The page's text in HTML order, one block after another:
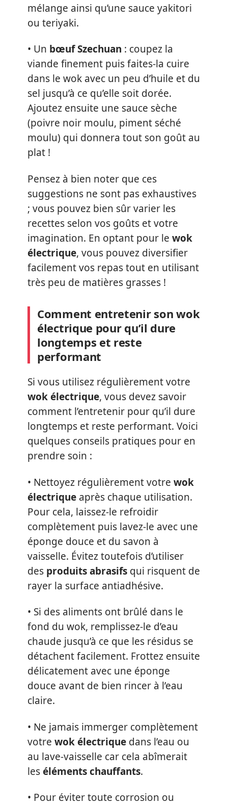
mélange ainsi qu’une sauce yakitori
ou teriyaki.
• Un bœuf Szechuan : coupez la
viande finement puis faites-la cuire
dans le wok avec un peu d’huile et du
sel jusqu’à ce qu’elle soit dorée.
Ajoutez ensuite une sauce sèche
(poivre noir moulu, piment séché
moulu) qui donnera tout son goût au
plat !
Pensez à bien noter que ces
suggestions ne sont pas exhaustives
; vous pouvez bien sûr varier les
recettes selon vos goûts et votre
imagination. En optant pour le wok
électrique, vous pouvez diversifier
facilement vos repas tout en utilisant
très peu de matières grasses !
Comment entretenir son wok
électrique pour qu’il dure
longtemps et reste
performant
Si vous utilisez régulièrement votre
wok électrique, vous devez savoir
comment l’entretenir pour qu’il dure
longtemps et reste performant. Voici
quelques conseils pratiques pour en
prendre soin :
• Nettoyez régulièrement votre wok
électrique après chaque utilisation.
Pour cela, laissez-le refroidir
complètement puis lavez-le avec une
éponge douce et du savon à
vaisselle. Évitez toutefois d’utiliser
des produits abrasifs qui risquent de
rayer la surface antiadhésive.
• Si des aliments ont brûlé dans le
fond du wok, remplissez-le d’eau
chaude jusqu’à ce que les résidus se
détachent facilement. Frottez ensuite
délicatement avec une éponge
douce avant de bien rincer à l’eau
claire.
• Ne jamais immerger complètement
votre wok électrique dans l’eau ou
au lave-vaisselle car cela abîmerait
leséléments chauffants.
• Pour éviter toute corrosion ou